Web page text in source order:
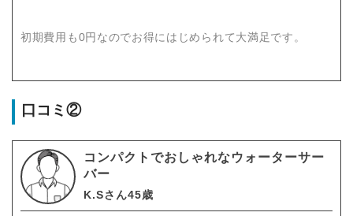
初期費用も0円なのでお得にはじめられて大満足です。
口コミ②
コンパクトでおしゃれなウォーターサー
バー
K.Sさん45歳